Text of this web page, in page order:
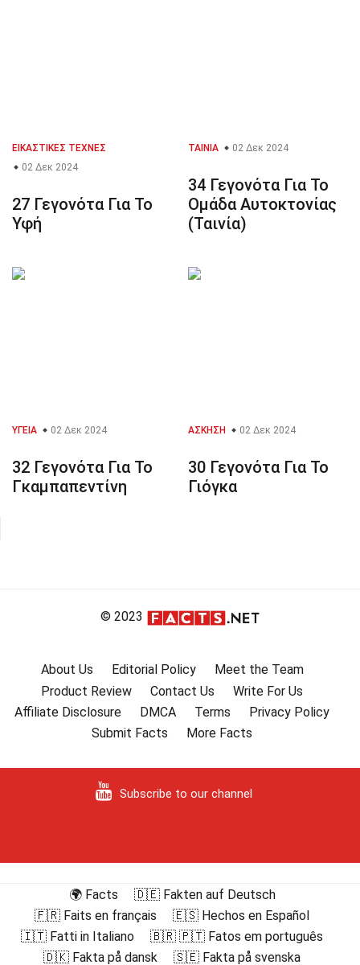
ΕΙΚΑΣΤΙΚΈΣ ΤΈΧΝΕΣ
02 Δεκ 2024
27 Γεγονότα Για Το
Υφή
ΤΑΙΝΊΑ 02 Δεκ 2024
34 Γεγονότα Για Το
Ομάδα Αυτοκτονίας
(Ταινία)
ΥΓΕΊΑ 02 Δεκ 2024
32 Γεγονότα Για Το
Γκαμπαπεντίνη
ΆΣΚΗΣΗ 02 Δεκ 2024
30 Γεγονότα Για Το
Γιόγκα
© 2023
About Us Editorial Policy
Meet the Team
Product Review
Contact Us
Write For Us
Affiliate Disclosure
DMCA Terms
Privacy Policy
Submit Facts
More Facts
Subscribe to our channel
🌍 Facts
🇩🇪 Fakten auf Deutsch
🇫🇷 Faits en français
🇪🇸 Hechos en Español
🇮🇹 Fatti in Italiano
🇧🇷 🇵🇹 Fatos em português
🇩🇰 Fakta på dansk
🇸🇪 Fakta på svenska